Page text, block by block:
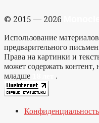
© 2015 — 2026
Использование
предварительного
Права на картинки и
может содержать контент,
младше
.
Конфиденциальность